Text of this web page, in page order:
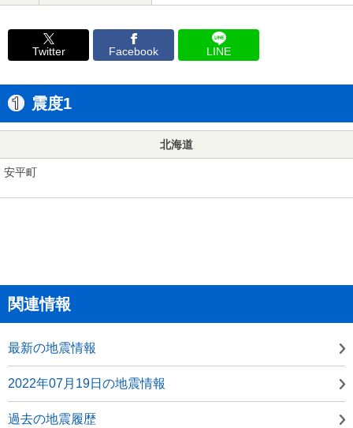
Twitter Facebook LINE
震度1
北海道
安平町
関連情報
最新の地震情報
2022年07月19日の地震情報
過去の地震履歴